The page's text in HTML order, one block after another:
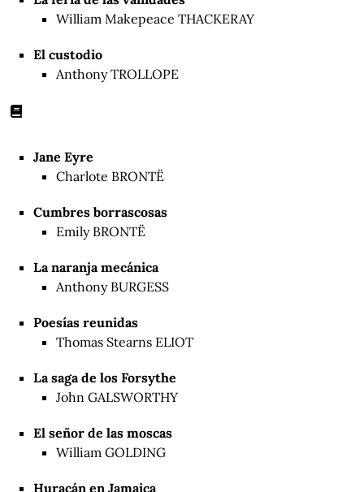
William Makepeace THACKERAY
El custodio
Anthony TROLLOPE
Jane Eyre
Charlote BRONTË
Cumbres borrascosas
Emily BRONTË
La naranja mecánica
Anthony BURGESS
Poesías reunidas
Thomas Stearns ELIOT
La saga de los Forsythe
John GALSWORTHY
El señor de las moscas
William GOLDING
Huracán en Jamaica